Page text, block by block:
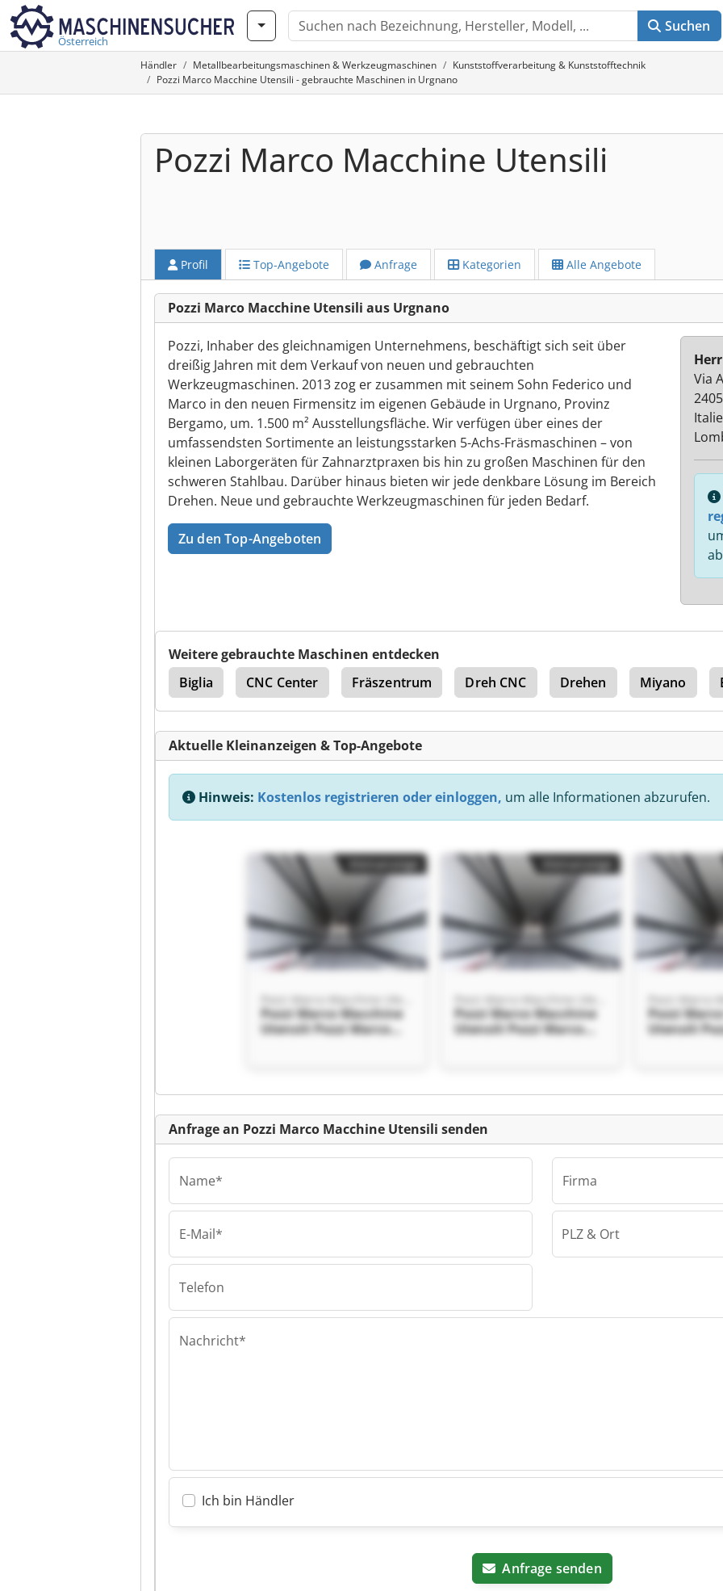
Österreich
Suchen
Händler Metallbearbeitungsmaschinen & Werkzeugmaschinen
Kunststoffverarbeitung & Kunststofftechnik
Pozzi Marco Macchine Utensili - gebrauchte Maschinen in Urgnano
Pozzi Marco Macchine Utensili
Profil Top-Angebote Anfrage Kategorien Alle Angebote
Pozzi Marco Macchine Utensili aus Urgnano
Pozzi, Inhaber des gleichnamigen Unternehmens, beschäftigt sich seit über
dreißig Jahren mit dem Verkauf von neuen und gebrauchten
Werkzeugmaschinen. 2013 zog er zusammen mit seinem Sohn Federico und
Marco in den neuen Firmensitz im eigenen Gebäude in Urgnano, Provinz
Bergamo, um. 1.500 m² Ausstellungsfläche. Wir verfügen über eines der
umfassendsten Sortimente an leistungsstarken 5-Achs-Fräsmaschinen – von
kleinen Laborgeräten für Zahnarztpraxen bis hin zu großen Maschinen für den
schweren Stahlbau. Darüber hinaus bieten wir jede denkbare Lösung im Bereich
Drehen. Neue und gebrauchte Werkzeugmaschinen für jeden Bedarf.
Zu den Top-Angeboten
Via
Weitere gebrauchte Maschinen entdecken
Biglia
CNC Center Fräszentrum Dreh CNC Drehen Miyano
Aktuelle Kleinanzeigen & Top-Angebote
Hinweis: Kostenlos registrieren oder einloggen, um alle Informationen abzurufen.
Pozzi Marco Macchine
Utensili Pozzi Marco
Pozzi Marco Macchine
Utensili Pozzi Marco
Pozzi
Utensili
Utensili Pozzi Marco
Kleinanzeige
Anfrage an Pozzi Marco Macchine Utensili senden
Name*
E-Mail*
Telefon
Firma
PLZ & Ort
Nachricht*
Ich bin Händler
Anfrage senden